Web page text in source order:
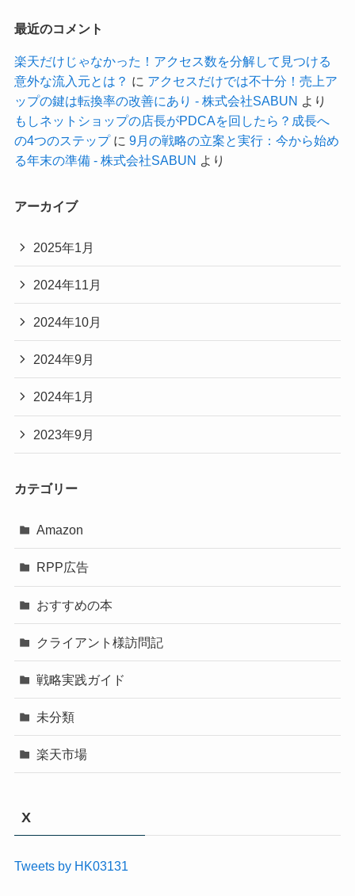
最近のコメント
楽天だけじゃなかった！アクセス数を分解して見つける
意外な流入元とは？ に アクセスだけでは不十分！売上ア
ップの鍵は転換率の改善にあり - 株式会社SABUN より
もしネットショップの店長がPDCAを回したら？成長へ
の4つのステップに 9月の戦略の立案と実行：今から始め
る年末の準備 - 株式会社SABUN より
アーカイブ
2025年1月
2024年11月
2024年10月
2024年9月
2024年1月
2023年9月
カテゴリー
Amazon
RPP広告
おすすめの本
クライアント様訪問記
戦略実践ガイド
未分類
楽天市場
X
Tweets by HK03131